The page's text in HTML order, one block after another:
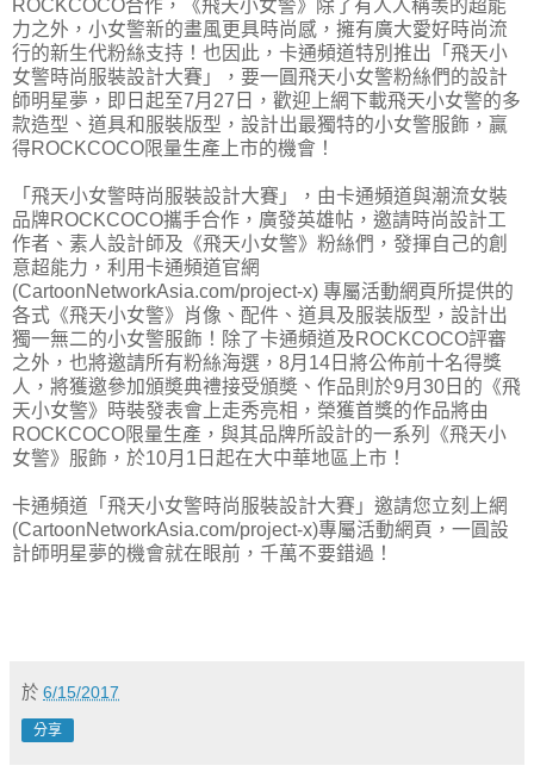
ROCKCOCO合作，《飛天小女警》除了有人人稱羡的超能
力之外，小女警新的畫風更具時尚感，擁有廣大愛好時尚流
行的新生代粉絲支持！也因此，卡通頻道特別推出「飛天小
女警時尚服裝設計大賽」，要一圓飛天小女警粉絲們的設計
師明星夢，即日起至7月27日，歡迎上網下載飛天小女警的多
款造型、道具和服裝版型，設計出最獨特的小女警服飾，贏
得ROCKCOCO限量生產上市的機會！
「飛天小女警時尚服裝設計大賽」，由卡通頻道與潮流女裝
品牌ROCKCOCO攜手合作，廣發英雄帖，邀請時尚設計工
作者、素人設計師及《飛天小女警》粉絲們，發揮自己的創
意超能力，利用卡通頻道官網
(CartoonNetworkAsia.com/project-x) 專屬活動網頁所提供的
各式《飛天小女警》肖像、配件、道具及服装版型，設計出
獨一無二的小女警服飾！除了卡通頻道及ROCKCOCO評審
之外，也將邀請所有粉絲海選，8月14日將公佈前十名得獎
人，將獲邀參加頒奬典禮接受頒奬、作品則於9月30日的《飛
天小女警》時裝發表會上走秀亮相，榮獲首獎的作品將由
ROCKCOCO限量生產，與其品牌所設計的一系列《飛天小
女警》服飾，於10月1日起在大中華地區上市！
卡通頻道「飛天小女警時尚服裝設計大賽」邀請您立刻上網
(CartoonNetworkAsia.com/project-x)專屬活動網頁，一圓設
計師明星夢的機會就在眼前，千萬不要錯過！
於 6/15/2017
分享